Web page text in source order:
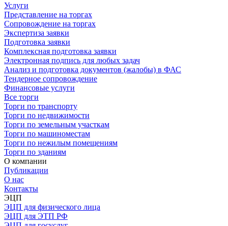
Услуги
Представление на торгах
Сопровождение на торгах
Экспертиза заявки
Подготовка заявки
Комплексная подготовка заявки
Электронная подпись для любых задач
Анализ и подготовка документов (жалобы) в ФАС
Тендерное сопровождение
Финансовые услуги
Все торги
Торги по транспорту
Торги по недвижимости
Торги по земельным участкам
Торги по машиноместам
Торги по нежилым помещениям
Торги по зданиям
О компании
Публикации
О нас
Контакты
ЭЦП
ЭЦП для физического лица
ЭЦП для ЭТП РФ